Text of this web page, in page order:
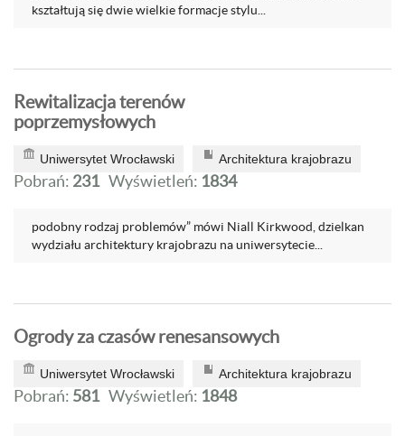
kształ­tują się dwie wielkie formacje stylu...
Rewitalizacja terenów
poprzemysłowych
Uniwersytet Wrocławski Architektura krajobrazu
Pobrań: 231 Wyświetleń: 1834
podobny rodzaj problemów” mówi Niall Kirkwood, dzielkan
wydziału architektury krajobrazu na uniwersytecie...
Ogrody za czasów renesansowych
Uniwersytet Wrocławski Architektura krajobrazu
Pobrań: 581 Wyświetleń: 1848